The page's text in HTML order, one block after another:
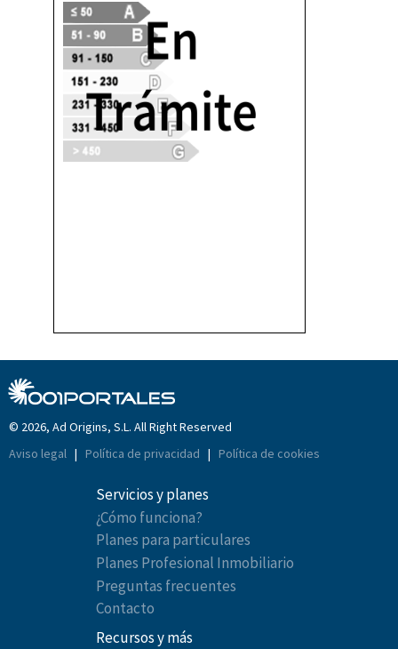
© 2026, Ad Origins, S.L. All Right Reserved
Aviso legal | Política de privacidad | Política de cookies
Servicios y planes
¿Cómo funciona?
Planes para particulares
Planes Profesional Inmobiliario
Preguntas frecuentes
Contacto
Recursos y más